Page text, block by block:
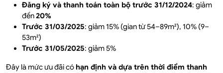
Đăng ký và thanh toán toàn bộ trước 31/12/2024: giảm
đến20%
Trước 31/03/2025: giảm 15% (gian từ 54–89m²), 10% (9–
53m²)
Trước 31/05/2025: giảm 5%
Đây là mức ưu đãi có hạn định và dựa trên thời điểm thanh